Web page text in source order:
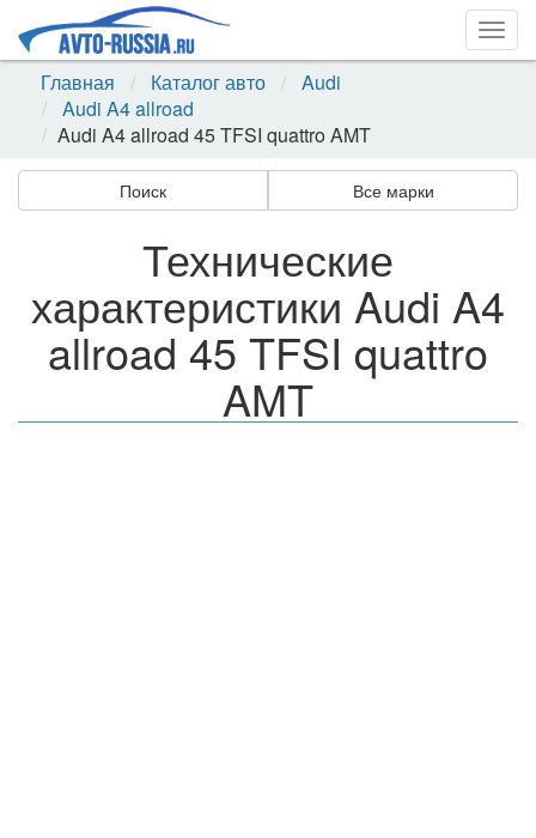
Главная
Каталог авто
Audi
Audi A4 allroad
Audi A4 allroad 45 TFSI quattro AMT
Поиск Все марки
Технические
характеристики Audi A4
allroad 45 TFSI quattro
AMT